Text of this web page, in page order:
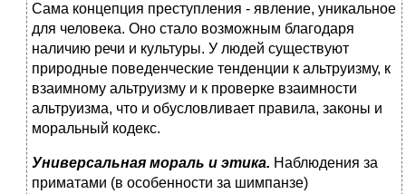
Сама концепция преступления - явление, уникальное
для человека. Оно стало возможным благодаря
наличию речи и культуры. У людей существуют
природные поведенческие тенденции к альтруизму, к
взаимному альтруизму и к проверке взаимности
альтруизма, что и обусловливает правила, законы и
моральный кодекс.
Универсальная мораль и этика. Наблюдения за
приматами (в особенности за шимпанзе)